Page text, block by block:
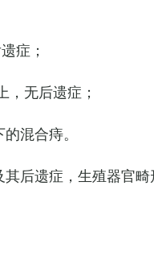
症；
，无后遗症；
混合痔。
后遗症，生殖器官